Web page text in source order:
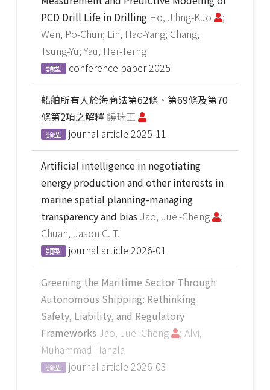
PCD Drill Life in Drilling Ho, Jihng-Kuo
;
Wen, Po-Chun; Lin, Hao-Yang; Chang,
Tsung-Yu; Yau, Her-Terng
類型 conference paper2025
船舶所有人於海商法第62條、第69條及第70
條第2項之解釋饒瑞正
類型 journal article 2025-11
Artificial intelligence in negotiating
energy production and other interests in
marine spatial planning-managing
transparency and bias Jao, Juei-Cheng
;
Chuah, Jason C. T.
類型 journal article 2026-01
Greening the Maritime Sector Through
Autonomous Shipping: Rethinking
Safety, Liability, and Regulatory
Frameworks Jao, Juei-Cheng
; Alvi,
Muhammad Hanzla
類型 journal article 2026-03